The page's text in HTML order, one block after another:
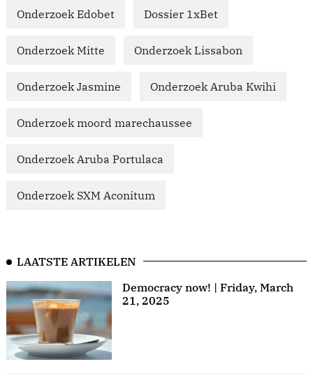
Onderzoek Edobet Dossier 1xBet
Onderzoek Mitte Onderzoek Lissabon
Onderzoek Jasmine Onderzoek Aruba Kwihi
Onderzoek moord marechaussee
Onderzoek Aruba Portulaca
Onderzoek SXM Aconitum
LAATSTE ARTIKELEN
Democracy now! | Friday, March
21, 2025